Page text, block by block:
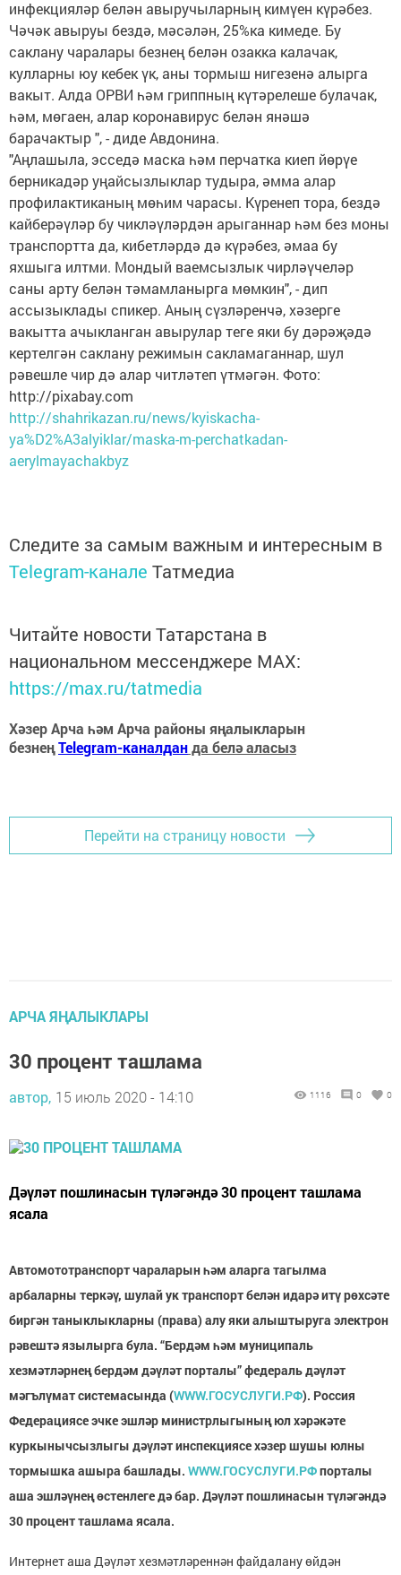
инфекцияләр белән авыручыларның кимүен күрәбез.
Чәчәк авыруы бездә, мәсәлән, 25%ка кимеде. Бу
саклану чаралары безнең белән озакка калачак,
кулларны юу кебек үк, аны тормыш нигезенә алырга
вакыт. Алда ОРВИ һәм гриппның күтәрелеше булачак,
һәм, мөгаен, алар коронавирус белән янәшә
барачактыр ", - диде Авдонина.
"Аңлашыла, эсседә маска һәм перчатка киеп йөрүе
берникадәр уңайсызлыклар тудыра, әмма алар
профилактиканың мөһим чарасы. Күренеп тора, бездә
кайберәүләр бу чикләүләрдән арыганнар һәм без моны
транспортта да, кибетләрдә дә күрәбез, әмаа бу
яхшыга илтми. Мондый ваемсызлык чирләүчеләр
саны арту белән тәмамланырга мөмкин", - дип
ассызыклады спикер. Аның сүзләренчә, хәзерге
вакытта ачыкланган авырулар теге яки бу дәрәҗәдә
кертелгән саклану режимын сакламаганнар, шул
рәвешле чир дә алар читләтеп үтмәгән. Фото:
http://pixabay.com
http://shahrikazan.ru/news/kyiskacha-
ya%D2%A3alyiklar/maska-m-perchatkadan-
aerylmayachakbyz
Следите за самым важным и интересным в
Telegram-канале Татмедиа
Читайте новости Татарстана в
национальном мессенджере MАХ:
https://max.ru/tatmedia
Хәзер Арча һәм Арча районы яңалыкларын
безнеңTelegram-каналданда белә аласыз
Перейти на страницу новости
АРЧА ЯҢАЛЫКЛАРЫ
30 процент ташлама
автор, 15 июль 2020 - 14:10 1116 0 0
Дәүләт пошлинасын түләгәндә 30 процент ташлама
ясала
Автомототранспорт чараларын һәм аларга тагылма
арбаларны теркәү, шулай ук транспорт белән идарә итү рөхсәте
биргән таныклыкларны (права) алу яки алыштыруга электрон
рәвештә язылырга була. “Бердәм һәм муниципаль
хезмәтләрнең бердәм дәүләт порталы” федераль дәүләт
мәгълүмат системасында (WWW.ГОСУСЛУГИ.РФ). Россия
Федерациясе эчке эшләр министрлыгының юл хәрәкәте
куркынычсызлыгы дәүләт инспекциясе хәзер шушы юлны
тормышка ашыра башлады. WWW.ГОСУСЛУГИ.РФпорталы
аша эшләүнең өстенлеге дә бар. Дәүләт пошлинасын түләгәндә
30 процент ташлама ясала.
Интернет аша Дәүләт хезмәтләреннән файдалану өйдән